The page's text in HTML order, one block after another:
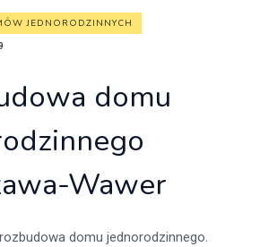
JEDNORODZINNYCH
domu
Wawer
domu jednorodzinnego.